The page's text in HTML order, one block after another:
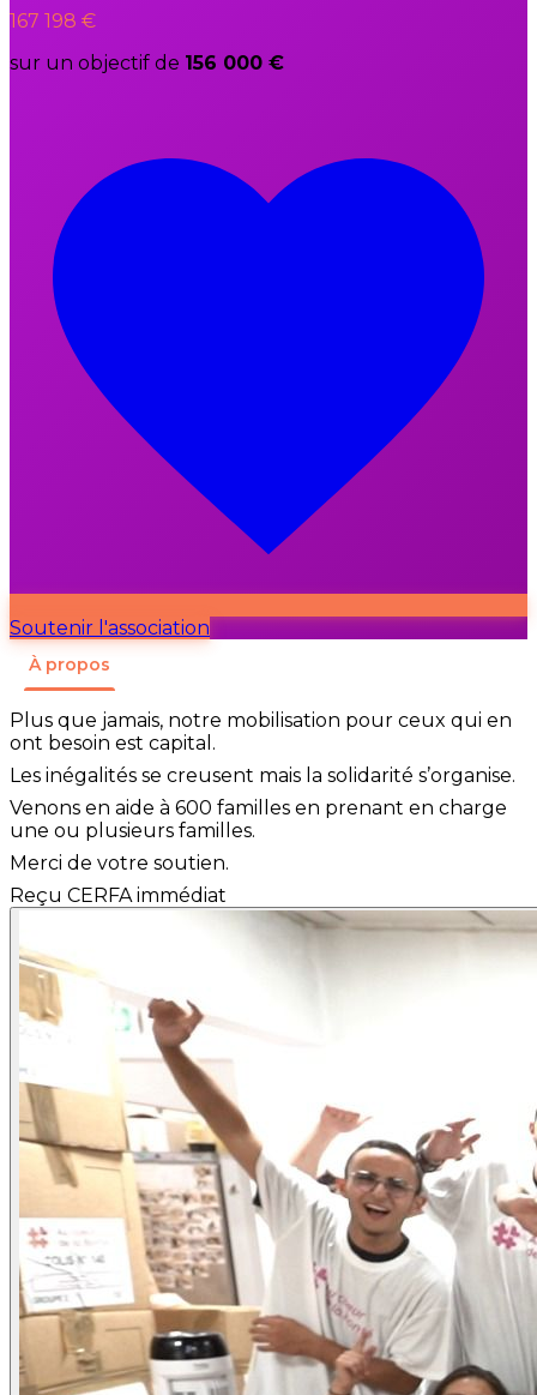
167 198 €
sur un objectif de 156 000 €
Soutenir l'association
À propos
Plus que jamais, notre mobilisation pour ceux qui en
ont besoin est capital.
Les inégalités se creusent mais la solidarité s’organise.
Venons en aide à 600 familles en prenant en charge
une ou plusieurs familles.
Merci de votre soutien.
Reçu CERFA immédiat